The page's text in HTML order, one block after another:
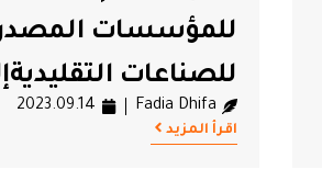
للمؤسسات
للصناعات
50 بالمائةFadia Dhifa
2023.09.14
اقرأ المزيد